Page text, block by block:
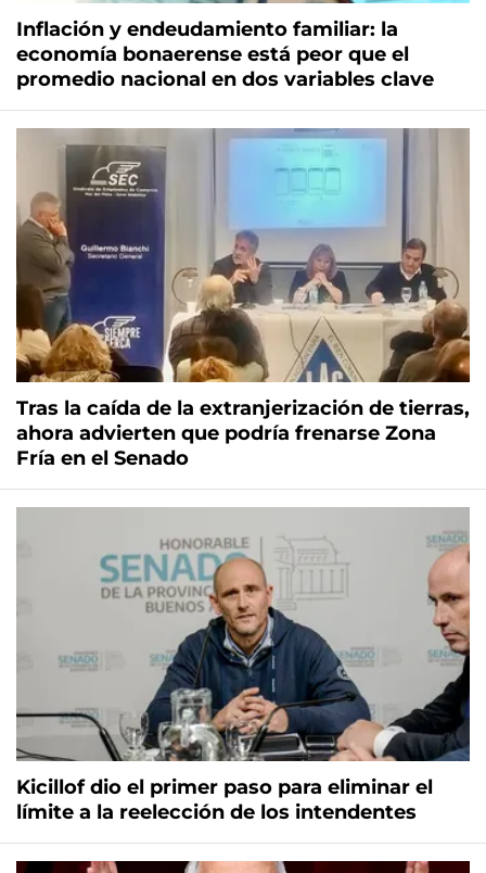
Inflación y endeudamiento familiar: la
economía bonaerense está peor que el
promedio nacional en dos variables clave
Tras la caída de la extranjerización de tierras,
ahora advierten que podría frenarse Zona
Fría en el Senado
Kicillof dio el primer paso para eliminar el
límite a la reelección de los intendentes